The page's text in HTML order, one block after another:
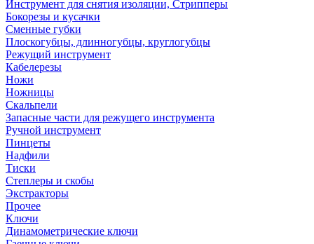
Инструмент для снятия изоляции, Стрипперы
Бокорезы и кусачки
Сменные губки
Плоскогубцы, длинногубцы, круглогубцы
Режущий инструмент
Кабелерезы
Ножи
Ножницы
Скальпели
Запасные части для режущего инструмента
Ручной инструмент
Пинцеты
Надфили
Тиски
Степлеры и скобы
Экстракторы
Прочее
Ключи
Динамометрические ключи